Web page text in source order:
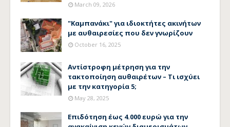
March 09, 2026
"Καμπανάκι" για ιδιοκτήτες ακινήτων
με αυθαιρεσίες που δεν γνωρίζουν
October 16, 2025
Αντίστροφη μέτρηση για την
τακτοποίηση αυθαιρέτων – Τι ισχύει
με την κατηγορία 5;
May 28, 2025
Επιδότηση έως 4.000 ευρώ για την